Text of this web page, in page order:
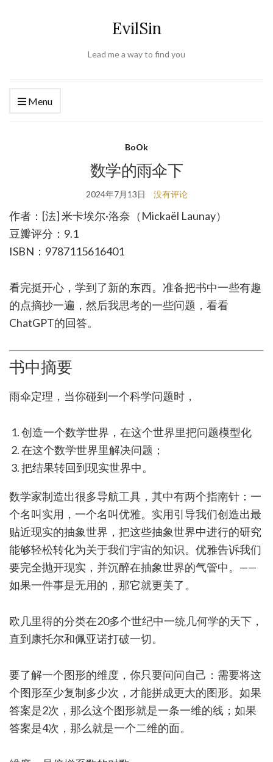
EvilSin
Lead me a way to find you
Menu
BoOk
数学的雨伞下
2024年7月13日 没有评论
作者：[法] 米卡埃尔·洛奈（Mickaël Launay）
豆瓣评分：9.1
ISBN：9787115616401
看完挺开心，学到了新的东西。准备把书中一些有趣
的点摘抄一遍，然后我思考的一些问题，看看
ChatGPT的回答。
书中摘要
雨伞定理，当你碰到一个科学问题时，
创造一个数学世界，在这个世界里把问题模型化
在这个数学世界里解决问题；
把结果转回到现实世界中。
数学家制造出很多导航工具，其中有两个指南针：一
个名叫实用，一个名叫优雅。实用引导我们创造出最
贴近现实的抽象世界，把这些抽象世界中进行的研究
能够轻松转化为关于我们宇宙的知识。优雅告诉我们
要完全抛开现实，并沉醉在抽象世界的气管中。——
如果一件事是无用的，那它就更美了。
欧几里得的分类在20多个世纪中一统几何学的天下，
直到康托尔和佩亚诺打破一切。
要了解一个图形的维度，你只要问问自己：需要将这
个图形至少复制多少次，才能拼成更大的图形。如果
答案是2次，那么这个图形就是一条一维的线；如果
答案是4次，那么就是一个二维的面。